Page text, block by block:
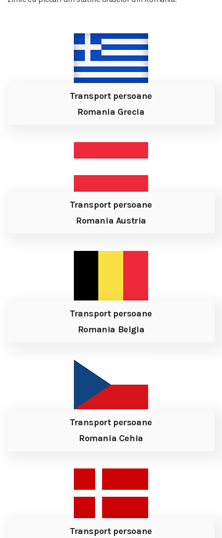
Transport persoane
Romania Grecia
Transport persoane
Romania Austria
Transport persoane
Romania Belgia
Transport persoane
Romania Cehia
Transport persoane